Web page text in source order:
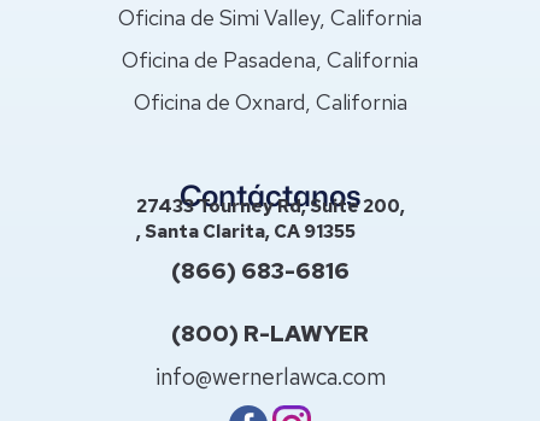
Oficina de Simi Valley, California
Oficina de Pasadena, California
Oficina de Oxnard, California
Contáctanos
27433 Tourney Rd, Suite 200,
, Santa Clarita, CA 91355
(866) 683-6816
(800) R-LAWYER
info@wernerlawca.com